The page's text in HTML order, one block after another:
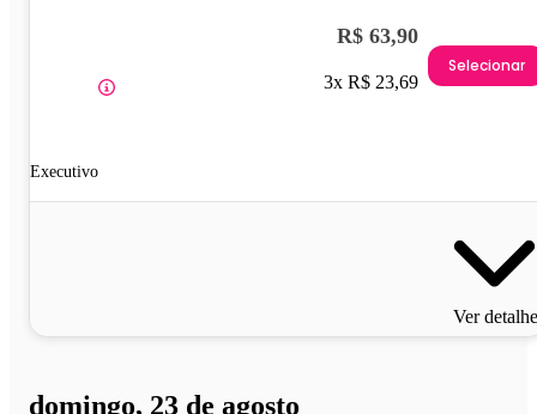
Executivo
R$ 63,90
3x R$ 23,69
Selecionar
Ver
domingo, 23 de agosto